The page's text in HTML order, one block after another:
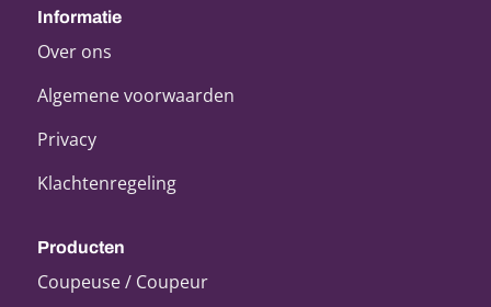
Informatie
Over ons
Algemene voorwaarden
Privacy
Klachtenregeling
Producten
Coupeuse / Coupeur